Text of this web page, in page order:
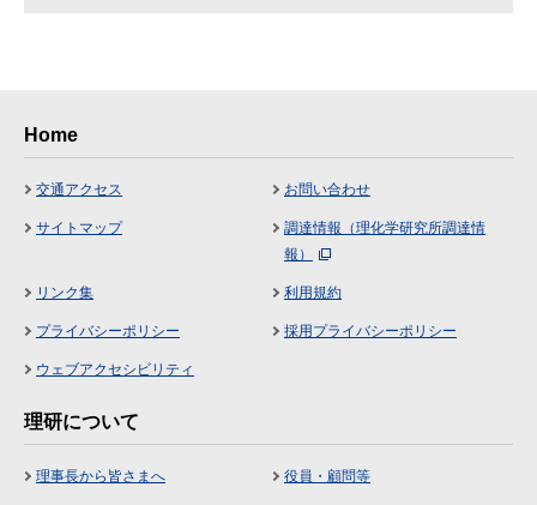
Home
交通アクセス お問い合わせ
サイトマップ
調達情報（理化学研究所調達情
報）
リンク集 利用規約
プライバシーポリシー 採用プライバシーポリシー
ウェブアクセシビリティ
理研について
理事長から皆さまへ 役員・顧問等